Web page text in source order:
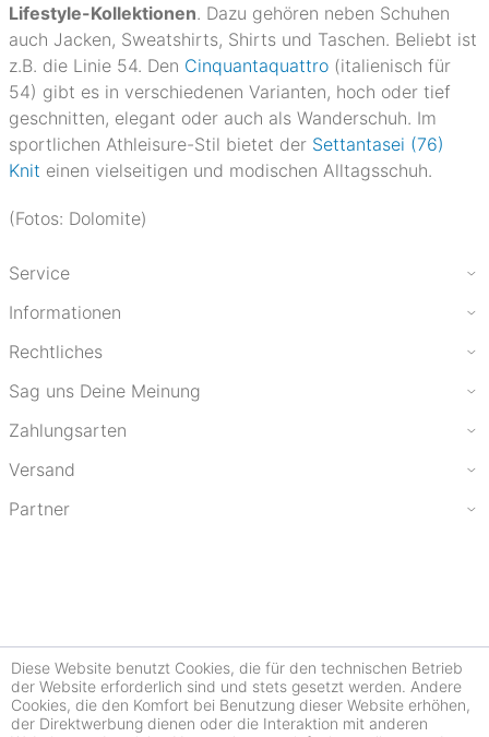
Lifestyle-Kollektionen. Dazu gehören neben Schuhen
auch Jacken, Sweatshirts, Shirts und Taschen. Beliebt ist
z.B. die Linie 54. Den Cinquantaquattro (italienisch für
54) gibt es in verschiedenen Varianten, hoch oder tief
geschnitten, elegant oder auch als Wanderschuh. Im
sportlichen Athleisure-Stil bietet der Settantasei (76)
Knit einen vielseitigen und modischen Alltagsschuh.
(Fotos: Dolomite)
Service
Informationen
Rechtliches
Sag uns Deine Meinung
Zahlungsarten
Versand
Partner
Diese Website benutzt Cookies, die für den technischen Betrieb
der Website erforderlich sind und stets gesetzt werden. Andere
Cookies, die den Komfort bei Benutzung dieser Website erhöhen,
der Direktwerbung dienen oder die Interaktion mit anderen